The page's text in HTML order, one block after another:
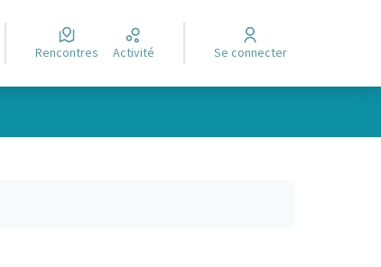
Rencontres Activité Se connecter